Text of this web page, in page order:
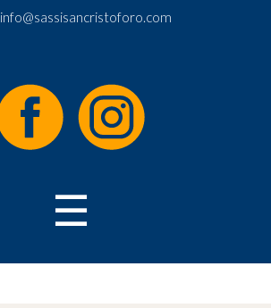
info@sassisancristoforo.com
☰